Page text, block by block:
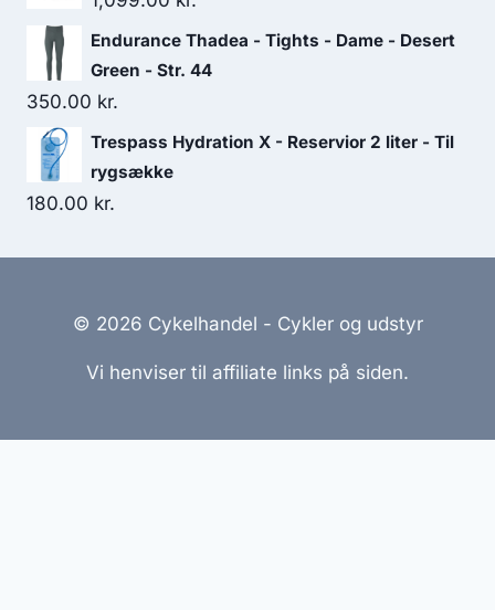
Endurance Thadea - Tights - Dame - Desert
Green - Str. 44
350.00 kr.
Trespass Hydration X - Reservior 2 liter - Til
rygsække
180.00 kr.
© 2026 Cykelhandel - Cykler og udstyr
Vi henviser til affiliate links på siden.